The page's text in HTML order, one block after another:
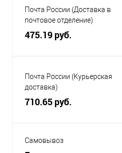
Почта России (Доставка в
почтовое отделение)
475.19 руб.
Почта России (Курьерская
доставка)
710.65 руб.
Самовывоз